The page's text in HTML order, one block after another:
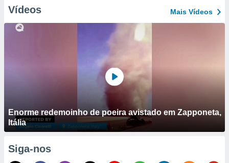
Vídeos Mais Vídeos
Enorme redemoinho de poeira avistado em Zapponeta,
Itália
Siga-nos